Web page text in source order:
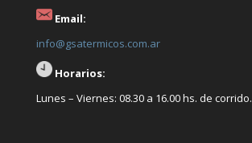
Email:
info@gsatermicos.com.ar
Horarios:
Lunes – Viernes: 08.30 a 16.00 hs. de corrido.